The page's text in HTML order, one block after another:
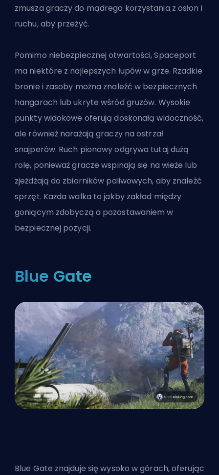
zmusza graczy do mądrego korzystania z osłon i
ruchu, aby przeżyć.
Pomimo niebezpiecznej otwartości, Spaceport
ma niektóre z najlepszych łupów w grze. Rzadkie
bronie i zasoby można znaleźć w bezpiecznych
hangarach lub ukryte wśród gruzów. Wysokie
punkty widokowe oferują doskonałą widoczność,
ale również narażają graczy na ostrzał
snajperów. Ruch pionowy odgrywa tutaj dużą
rolę, ponieważ gracze wspinają się na wieże lub
zjeżdżają do zbiorników paliwowych, aby znaleźć
sprzęt. Każda walka to jakby zakład między
goniącym zdobyczą a pozostawaniem w
bezpiecznej pozycji.
Blue Gate
Blue Gate znajduje się wysoko w górach, oferując